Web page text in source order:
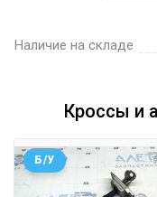
Наличие на складе
Кроссы и
Б/У